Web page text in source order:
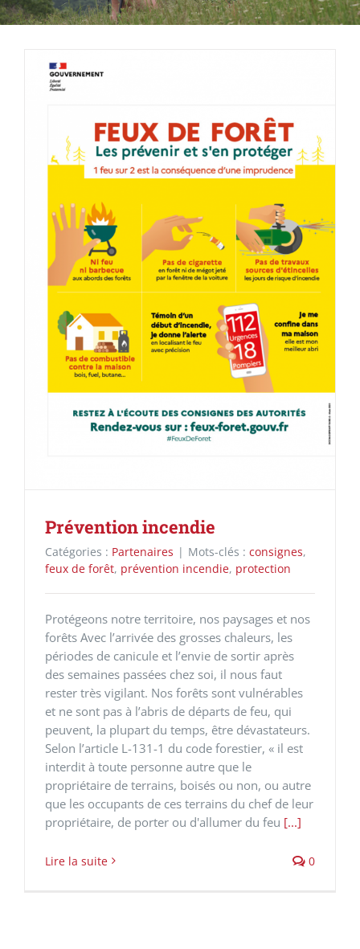
Prévention incendie
Catégories : Partenaires | Mots-clés : consignes,
feux de forêt, prévention incendie, protection
Protégeons notre territoire, nos paysages et nos
forêts Avec l’arrivée des grosses chaleurs, les
périodes de canicule et l’envie de sortir après
des semaines passées chez soi, il nous faut
rester très vigilant. Nos forêts sont vulnérables
et ne sont pas à l’abris de départs de feu, qui
peuvent, la plupart du temps, être dévastateurs.
Selon l’article L-131-1 du code forestier, « il est
interdit à toute personne autre que le
propriétaire de terrains, boisés ou non, ou autre
que les occupants de ces terrains du chef de leur
propriétaire, de porter ou d'allumer du feu [...]
Lire la suite 0